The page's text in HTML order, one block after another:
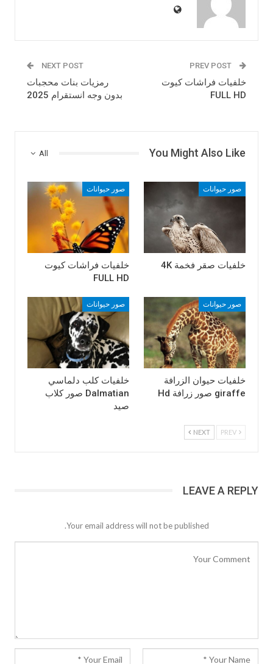
خلفيات فراشات كيوت
FULL HD
NEXT POST
رمزيات بنات محجبات
بدون وجه انستقرام 2025
All You Might Also Like
صور حيوانات
خلفيات صقر فخمة 4K
صور حيوانات
خلفيات فراشات كيوت
FULL HD
صور حيوانات
خلفيات حيوان الزرافة
giraffe صور زرافة Hd
صور حيوانات
خلفيات كلب دلماسي
Dalmatian صور كلاب
صيد
NEXT
LEAVE A REPLY
Your email address will not be published.